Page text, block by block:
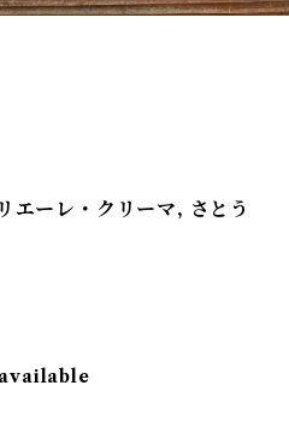
エーレ・クリーマ, さとう